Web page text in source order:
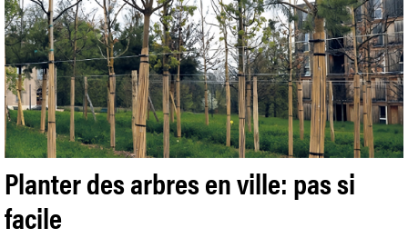
Planter des arbres en ville: pas si
facile